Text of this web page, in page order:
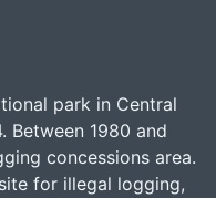
park in Central
Between 1980 and
concessions area.
for illegal logging,